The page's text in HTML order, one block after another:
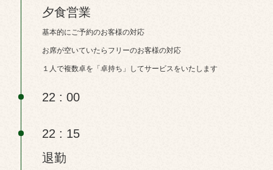
夕食営業
基本的にご予約のお客様の対応
お席が空いていたらフリーのお客様の対応
１人で複数卓を「卓持ち」してサービスをいたします
22 : 00
22 : 15
退勤